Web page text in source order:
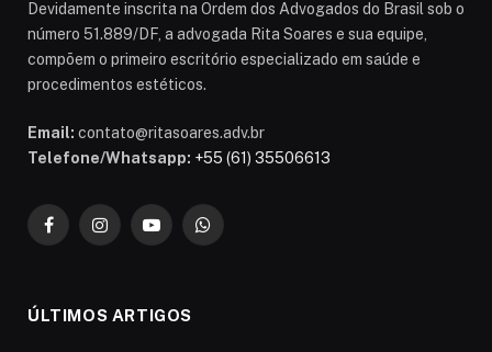
Devidamente inscrita na Ordem dos Advogados do Brasil sob o
número 51.889/DF, a advogada Rita Soares e sua equipe,
compõem o primeiro escritório especializado em saúde e
procedimentos estéticos.
Email: contato@ritasoares.adv.br
Telefone/Whatsapp: +55 (61) 35506613
FacebookInstagramYouTubeWhatsApp
ÚLTIMOS ARTIGOS